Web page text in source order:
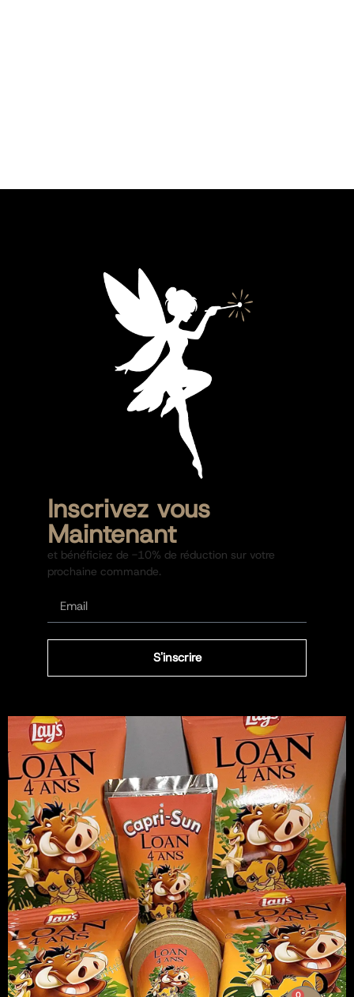
Inscrivez vous
Maintenant
et bénéficiez de -10% de réduction sur votre
prochaine commande.
S'inscrire